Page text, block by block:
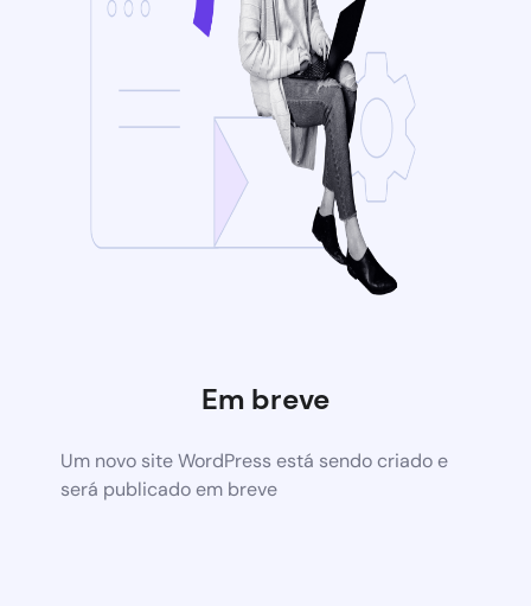
Em breve
Um novo site WordPress está sendo criado e
será publicado em breve